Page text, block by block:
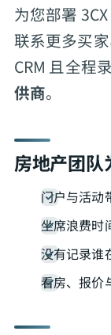
为您部署
联系更多买
CRM 且全程
供商。
房地产团队
门户与活动
坐席浪费时
没有记录谁
看房、报价